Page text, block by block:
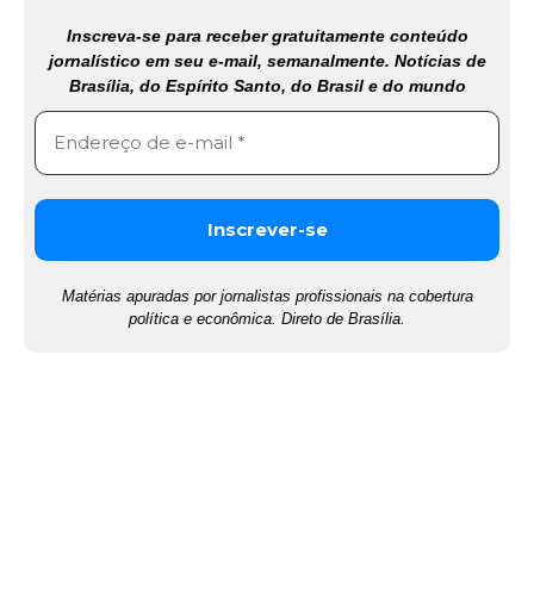
Inscreva-se para receber gratuitamente conteúdo
jornalístico em seu e-mail, semanalmente. Notícias de
Brasília, do Espírito Santo, do Brasil e do mundo
Matérias apuradas por jornalistas profissionais na cobertura
política e econômica. Direto de Brasília.